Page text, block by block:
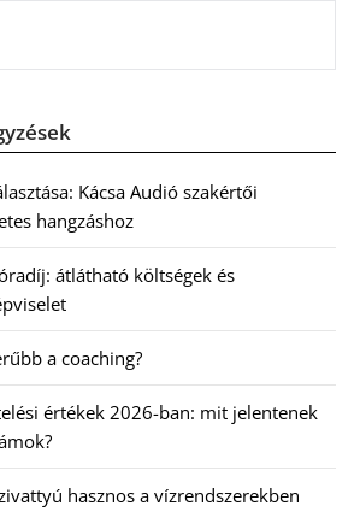
Kácsa Audió szakértői
hangzáshoz
átlátható költségek és
a coaching?
értékek 2026-ban: mit jelentenek
hasznos a vízrendszerekben